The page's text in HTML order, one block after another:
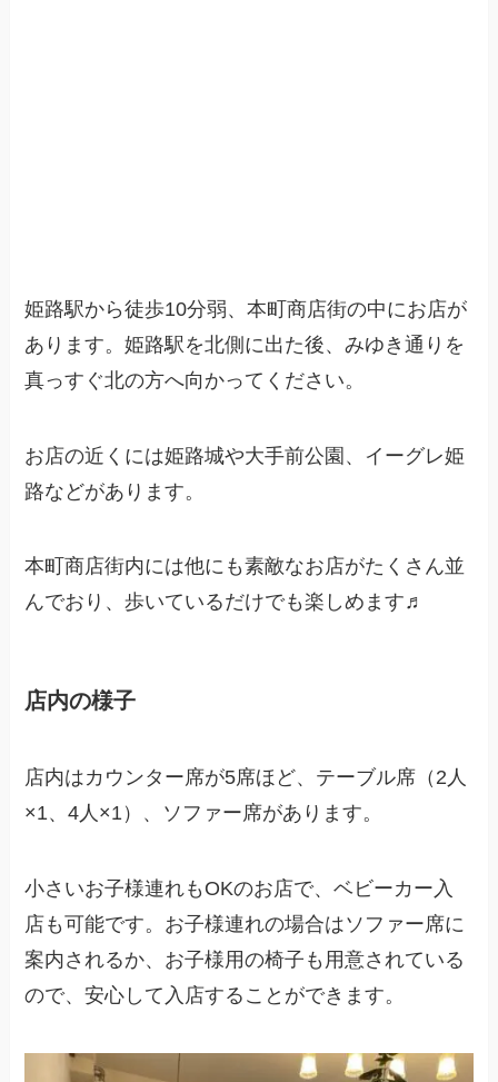
姫路駅から徒歩10分弱、本町商店街の中にお店が
あります。姫路駅を北側に出た後、みゆき通りを
真っすぐ北の方へ向かってください。
お店の近くには姫路城や大手前公園、イーグレ姫
路などがあります。
本町商店街内には他にも素敵なお店がたくさん並
んでおり、歩いているだけでも楽しめます♬
店内の様子
店内はカウンター席が5席ほど、テーブル席（2人
×1、4人×1）、ソファー席があります。
小さいお子様連れもOKのお店で、ベビーカー入
店も可能です。 お子様連れの場合はソファー席に
案内されるか、お子様用の椅子も用意されている
ので、安心して入店することができます。